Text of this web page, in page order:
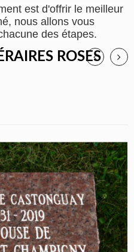
est d'offrir le meilleur
nous allons vous
des étapes.
ROSES